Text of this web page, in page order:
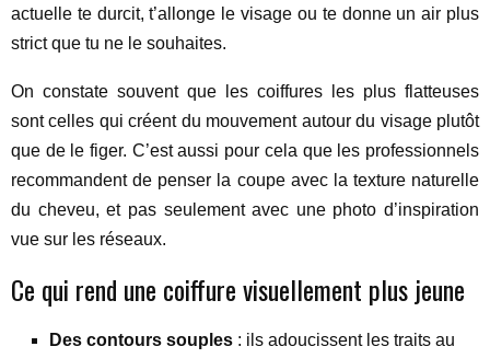
actuelle te durcit, t’allonge le visage ou te donne un air plus
strict que tu ne le souhaites.
On constate souvent que les coiffures les plus flatteuses
sont celles qui créent du mouvement autour du visage plutôt
que de le figer. C’est aussi pour cela que les professionnels
recommandent de penser la coupe avec la texture naturelle
du cheveu, et pas seulement avec une photo d’inspiration
vue sur les réseaux.
Ce qui rend une coiffure visuellement plus jeune
Des contours souples : ils adoucissent les traits au